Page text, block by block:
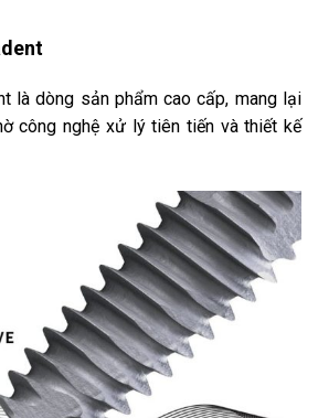
là dòng sản phẩm cao cấp, mang lại
công nghệ xử lý tiên tiến và thiết kế